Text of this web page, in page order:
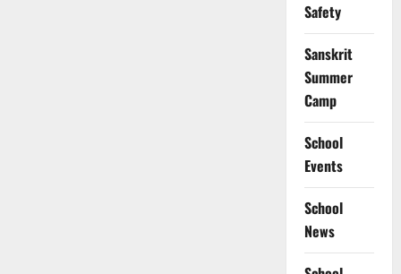
Safety
Sanskrit
Summer
Camp
School
Events
School
News